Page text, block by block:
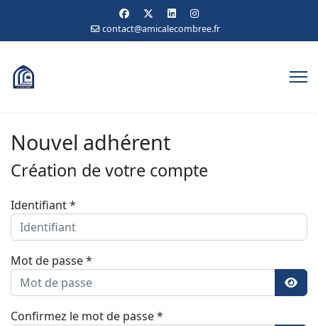
contact@amicalecombree.fr
Nouvel adhérent
Création de votre compte
Identifiant*
Mot de passe*
Confirmez le mot de passe*